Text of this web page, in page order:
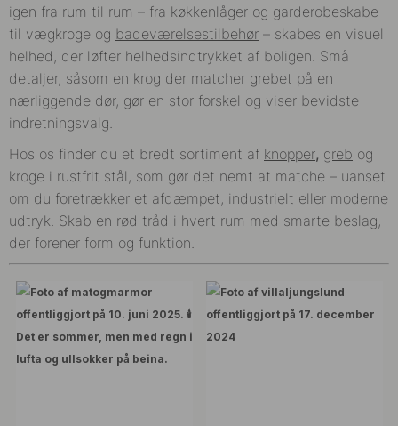
igen fra rum til rum – fra køkkenlåger og garderobeskabe
til vægkroge og badeværelsestilbehør – skabes en visuel
helhed, der løfter helhedsindtrykket af boligen. Små
detaljer, såsom en krog der matcher grebet på en
nærliggende dør, gør en stor forskel og viser bevidste
indretningsvalg.
Hos os finder du et bredt sortiment af knopper, greb og
kroge i rustfrit stål, som gør det nemt at matche – uanset
om du foretrækker et afdæmpet, industrielt eller moderne
udtryk. Skab en rød tråd i hvert rum med smarte beslag,
der forener form og funktion.